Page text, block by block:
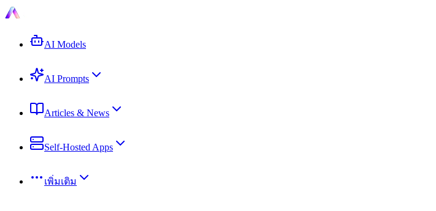
AI Models
AI Prompts
Articles & News
Self-Hosted Apps
เพิ่มเติม